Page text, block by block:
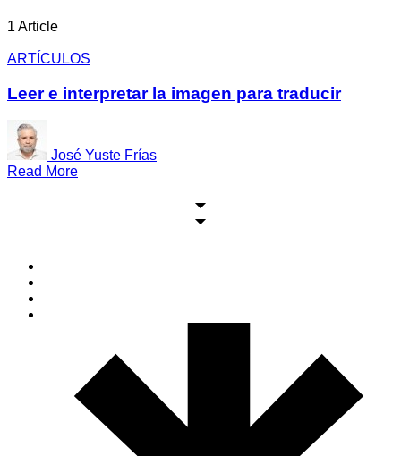
1 Article
ARTÍCULOS
Leer e interpretar la imagen para traducir
José Yuste Frías
Read More